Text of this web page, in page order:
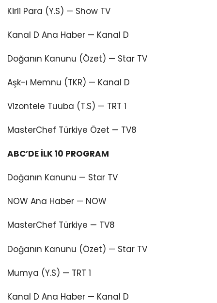
Kirli Para (Y.S) — Show TV
Kanal D Ana Haber — Kanal D
Doğanın Kanunu (Özet) — Star TV
Aşk-ı Memnu (TKR) — Kanal D
Vizontele Tuuba (T.S) — TRT 1
MasterChef Türkiye Özet — TV8
ABC’DE İLK 10 PROGRAM
Doğanın Kanunu — Star TV
NOW Ana Haber — NOW
MasterChef Türkiye — TV8
Doğanın Kanunu (Özet) — Star TV
Mumya (Y.S) — TRT 1
Kanal D Ana Haber — Kanal D